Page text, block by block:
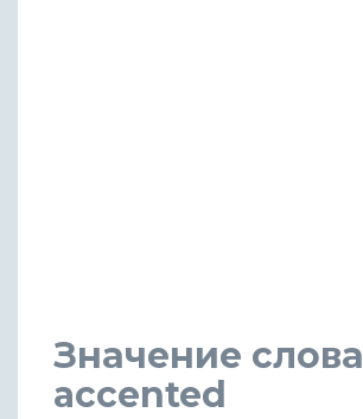
Значение слова
accented